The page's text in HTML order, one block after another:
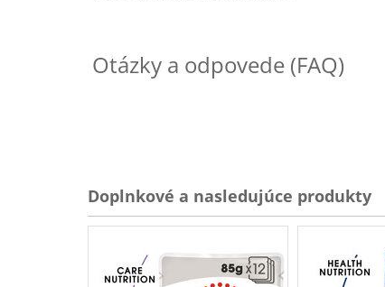
Otázky a odpovede (FAQ)
Doplnkové a nasledujúce produkty